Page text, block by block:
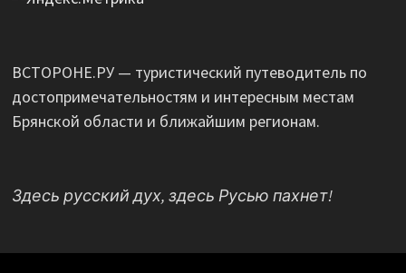
ВСТОРОНЕ.РУ — туристический путеводитель по
достопримечательностям и интересным местам
Брянской области и ближайшим регионам.
Здесь русский дух, здесь Русью пахнет!